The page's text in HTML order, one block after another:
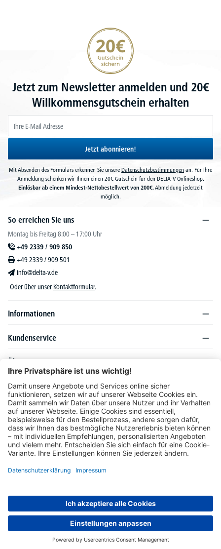
20€ Gutschein sichern
Jetzt zum Newsletter anmelden und 20€
Willkommensgutschein erhalten
Jetzt abonnieren!
Mit Absenden des Formulars erkennen Sie unsere Datenschutzbestimmungen an. Für Ihre
Anmeldung schenken wir Ihnen einen 20€ Gutschein für den DELTA-V Onlineshop.
Einlösbar ab einem Mindest-Nettobestellwert von 200€.Abmeldung jederzeit
möglich.
So erreichen Sie uns
Montag bis Freitag 8:00 – 17:00 Uhr
+49 2339 / 909 850
+49 2339 / 909 501
info@delta-v.de
Oder über unser Kontaktformular.
Informationen
Kundenservice
Über DELTA-V
Produktsortiment
Ratgeber
Folgen Sie uns auch auf
Unser Angebot richtet sich ausschließlich an Industrie, Handel, Gewerbe und
europäische Ausland gelten Sonderkonditionen, die auf Anfrage mitgeteilt werden.
* Alle Preise verstehen sich zzgl. gesetzlicher MwSt.